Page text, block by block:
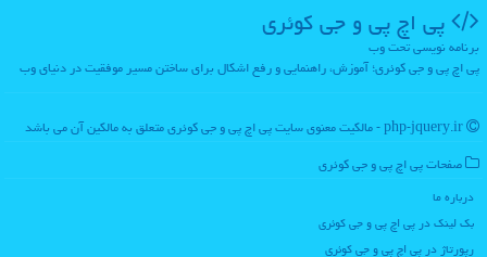
پی اچ پی و جی كوئری
برنامه نویسی تحت وب
پی اچ پی و جی کوئری؛ آموزش، راهنمایی و رفع اشکال برای ساختن مسیر موفقیت در دنیای وب
صفحات پی اچ پی و جی كوئری
درباره ما
بک لینک در پی اچ پی و جی كوئری
رپورتاژ در پی اچ پی و جی كوئری